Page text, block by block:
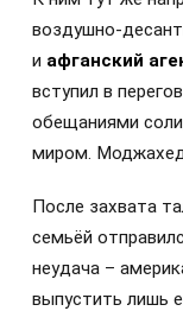
воздушно-
и афганский
вступил в
обещаниями
миром.
После захвата
семьёй
неудача –
выпустить лишь